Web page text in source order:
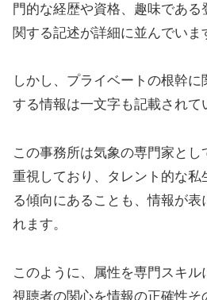
門的な経歴や資格、趣味であ
関する記述が詳細に並んでいま
しかし、プライベートの根幹
する情報は一文字も記載されて
この事務所は気象の専門家と
重視しており、タレント的な私
る傾向にあることも、情報が表
れます。
このように、属性を専門スキル
視聴者の関心を情報の正確性そ